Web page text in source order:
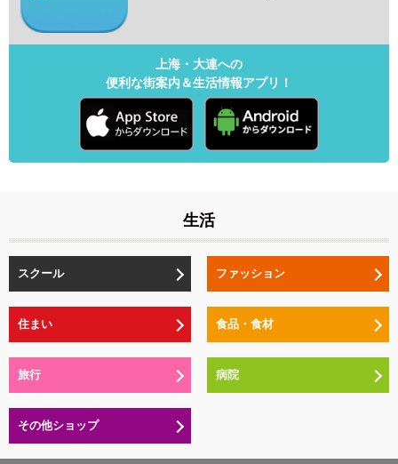
上海・大連への
便利な街案内＆生活情報アプリ！
生活
スクール ファッション
住まい 食品・食材
旅行 病院
その他ショップ